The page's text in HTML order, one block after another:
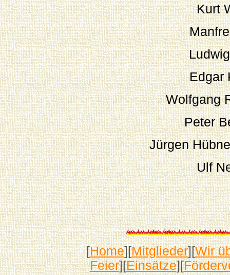
Kurt
Edgar
Wolfgang
Peter
Jürgen
Ulf
[Home][Mitglieder][Wir
Feier][Einsätze][